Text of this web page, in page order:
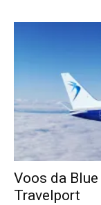
Voos da
Travelport